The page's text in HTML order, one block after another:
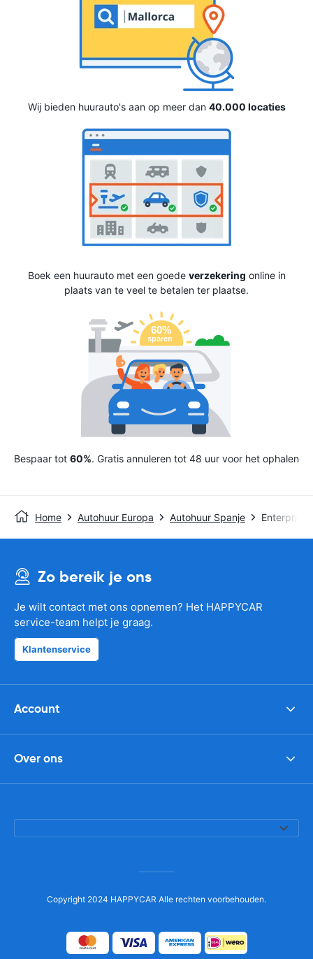
Wij bieden huurauto's aan op meer dan 40.000 locaties
Boek een huurauto met een goede verzekering online in
plaats van te veel te betalen ter plaatse.
Bespaar tot 60%. Gratis annuleren tot 48 uur voor het ophalen
Home Autohuur Europa Autohuur Spanje Enterprise
Zo bereik je ons
Je wilt contact met ons opnemen? Het HAPPYCAR
service-team helpt je graag.
Klantenservice
Account
Over ons
Copyright 2024 HAPPYCAR Alle rechten voorbehouden.